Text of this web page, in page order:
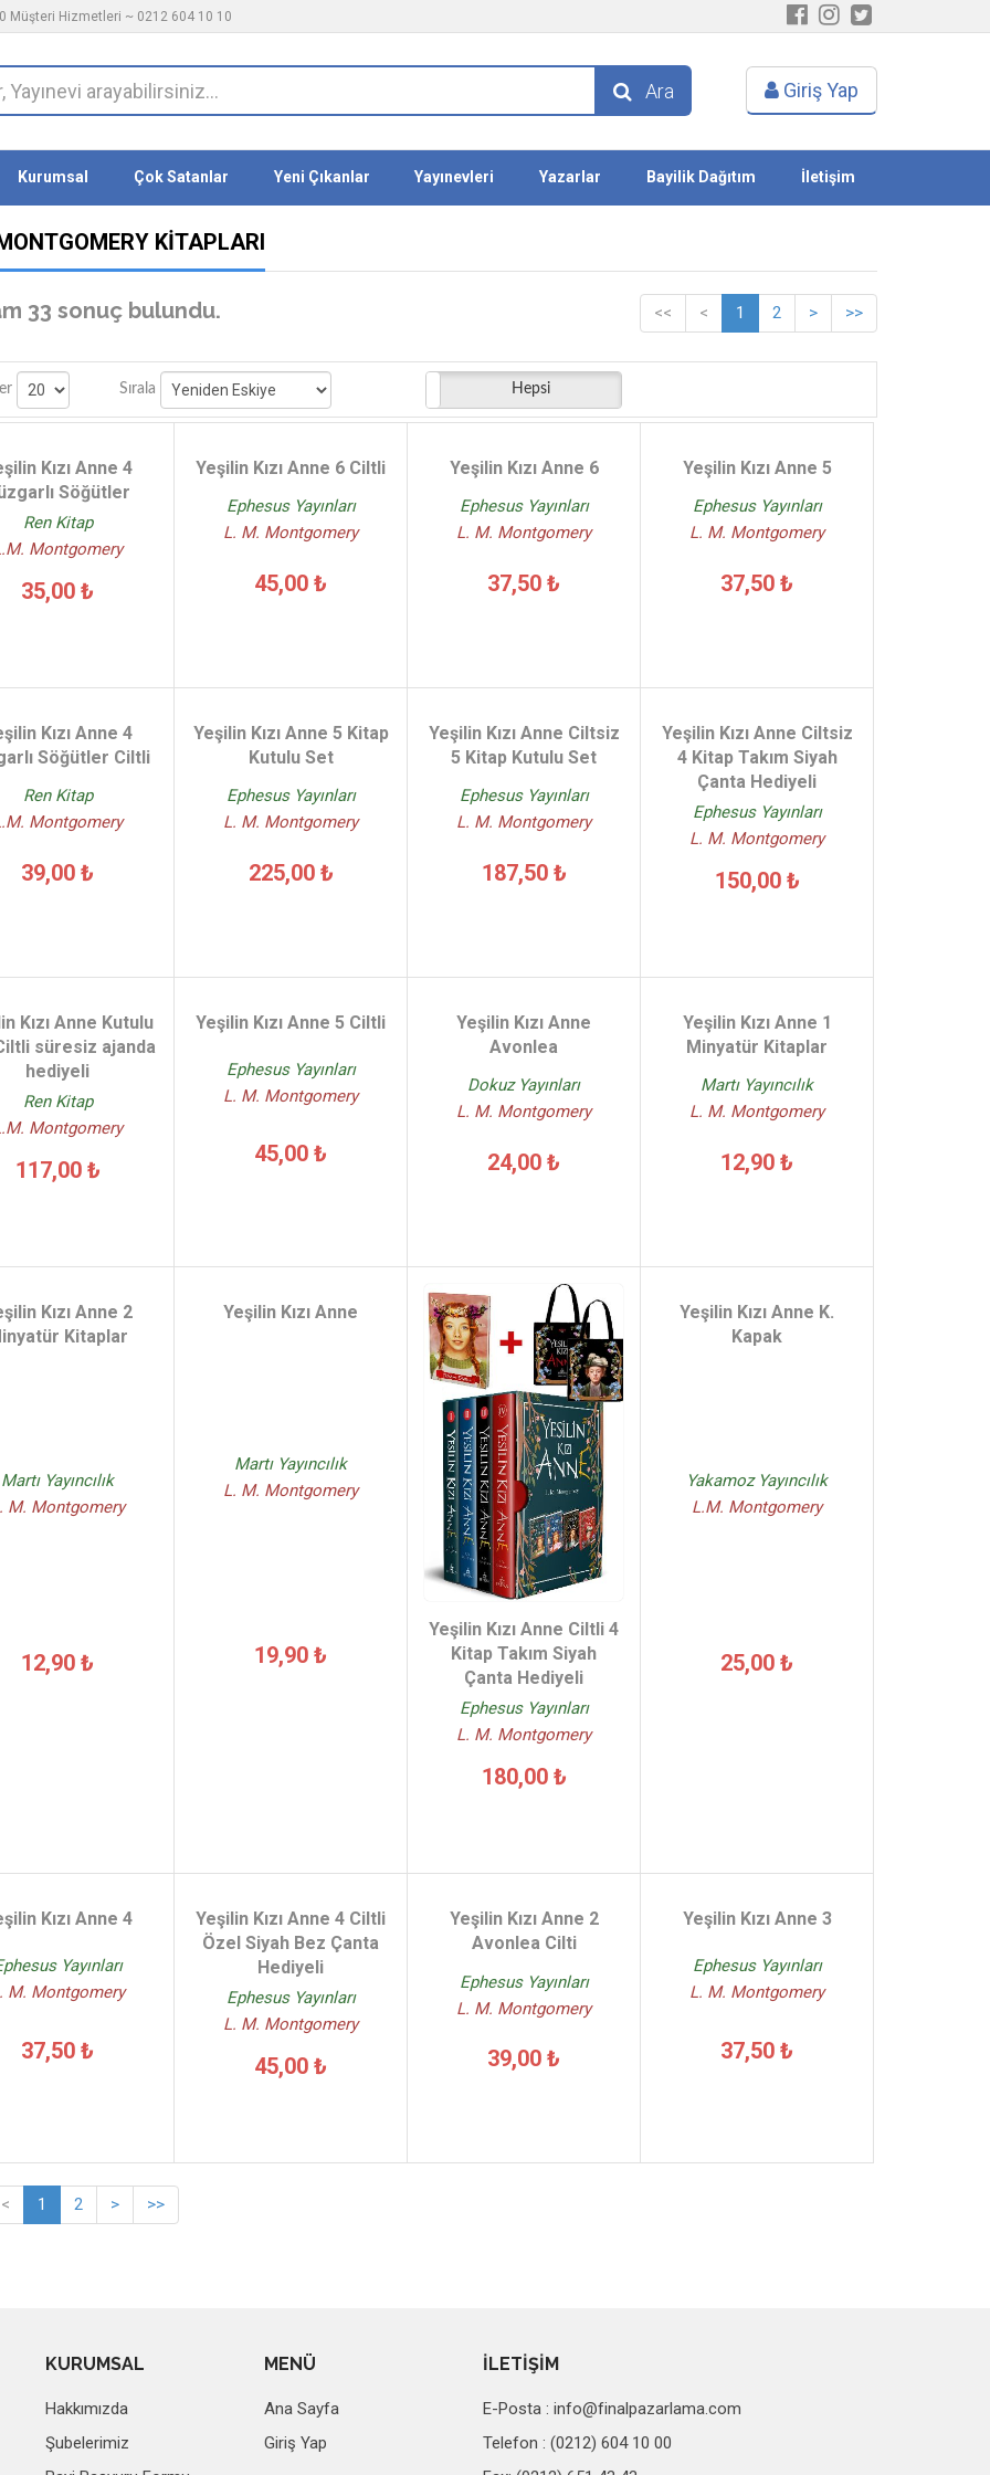
Müşteri Hizmetleri ~ 0212 604 10 10
Ara Giriş Yap
Kurumsal Çok Satanlar Yeni Çıkanlar Yayınevleri Yazarlar Bayilik Dağıtım İletişim
KITAPLARI
33 sonuç bulundu. << < 1 2 > >>
Sırala Stoktakiler Hepsi
Kızı Anne 4
Söğütler
Ren Kitap
Montgomery
35,00 ₺
Yeşilin Kızı Anne 6 Ciltli
Ephesus Yayınları
L. M. Montgomery
45,00 ₺
Yeşilin Kızı Anne 6
Ephesus Yayınları
L. M. Montgomery
37,50 ₺
Yeşilin Kızı Anne 5
Ephesus Yayınları
L. M. Montgomery
37,50 ₺
Kızı Anne 4
Söğütler Ciltli
Ren Kitap
Montgomery
39,00 ₺
Yeşilin Kızı Anne 5 Kitap
Kutulu Set
Ephesus Yayınları
L. M. Montgomery
225,00 ₺
Yeşilin Kızı Anne Ciltsiz
5 Kitap Kutulu Set
Ephesus Yayınları
L. M. Montgomery
187,50 ₺
Yeşilin Kızı Anne Ciltsiz
4 Kitap Takım Siyah
Çanta Hediyeli
Ephesus Yayınları
L. M. Montgomery
150,00 ₺
Kızı Anne Kutulu
süresiz ajanda
hediyeli
Ren Kitap
Montgomery
117,00 ₺
Yeşilin Kızı Anne 5 Ciltli
Ephesus Yayınları
L. M. Montgomery
45,00 ₺
Yeşilin Kızı Anne
Avonlea
Dokuz Yayınları
L. M. Montgomery
24,00 ₺
Yeşilin Kızı Anne 1
Minyatür Kitaplar
Martı Yayıncılık
L. M. Montgomery
12,90 ₺
Kızı Anne 2
Kitaplar
Martı Yayıncılık
M. Montgomery
12,90 ₺
Yeşilin Kızı Anne
Martı Yayıncılık
L. M. Montgomery
19,90 ₺
Yeşilin Kızı Anne Ciltli 4
Kitap Takım Siyah
Çanta Hediyeli
Ephesus Yayınları
L. M. Montgomery
180,00 ₺
Yeşilin Kızı Anne K.
Kapak
Yakamoz Yayıncılık
L.M. Montgomery
25,00 ₺
Kızı Anne 4
Yayınları
M. Montgomery
37,50 ₺
Yeşilin Kızı Anne 4 Ciltli
Özel Siyah Bez Çanta
Hediyeli
Ephesus Yayınları
L. M. Montgomery
45,00 ₺
Yeşilin Kızı Anne 2
Avonlea Cilti
Ephesus Yayınları
L. M. Montgomery
39,00 ₺
Yeşilin Kızı Anne 3
Ephesus Yayınları
L. M. Montgomery
37,50 ₺
< 1 2 > >>
KURUMSAL
Hakkımızda
Şubelerimiz
MENÜ
Ana Sayfa
Giriş Yap
İLETİŞİM
E-Posta :info@finalpazarlama.com
Telefon : (0212) 604 10 00